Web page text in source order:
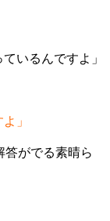
いるんですよ」
」
答がでる素晴ら